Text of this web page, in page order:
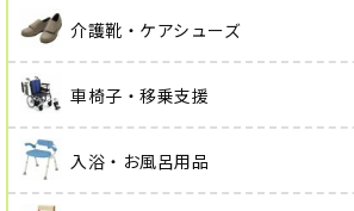
介護靴・ケアシューズ
車椅子・移乗支援
入浴・お風呂用品